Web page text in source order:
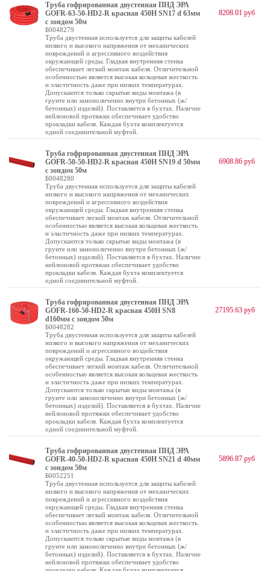
Труба гофрированная двустенная ПНД ЭРА
GOFR-63-50-HD2-R красная 450Н SN17 d 63мм
с зондом 50м
Б0048279
Труба двустенная используется для защиты кабелей
низкого и высокого напряжения от механических
повреждений и агрессивного воздействия
окружающей среды. Гладкая внутренняя стенка
обеспечивает легкий монтаж кабеля. Отличительной
особенностью является высокая кольцевая жесткость
и эластичность даже при низких температурах.
Допускаются только скрытые виды монтажа (в
грунте или замоноличенно внутри бетонных (ж/
бетонных) изделий). Поставляется в бухтах. Наличие
нейлоновой протяжки обеспечивает удобство
прокладки кабеля. Каждая бухта комплектуется
одной соединительной муфтой.
8208.01 руб
Труба гофрированная двустенная ПНД ЭРА
GOFR-50-50-HD2-R красная 450Н SN19 d 50мм
с зондом 50м
Б0048280
Труба двустенная используется для защиты кабелей
низкого и высокого напряжения от механических
повреждений и агрессивного воздействия
окружающей среды. Гладкая внутренняя стенка
обеспечивает легкий монтаж кабеля. Отличительной
особенностью является высокая кольцевая жесткость
и эластичность даже при низких температурах.
Допускаются только скрытые виды монтажа (в
грунте или замоноличенно внутри бетонных (ж/
бетонных) изделий). Поставляется в бухтах. Наличие
нейлоновой протяжки обеспечивает удобство
прокладки кабеля. Каждая бухта комплектуется
одной соединительной муфтой.
6908.86 руб
Труба гофрированная двустенная ПНД ЭРА
GOFR-160-50-HD2-R красная 450Н SN8
d160мм с зондом 50м
Б0048282
Труба двустенная используется для защиты кабелей
низкого и высокого напряжения от механических
повреждений и агрессивного воздействия
окружающей среды. Гладкая внутренняя стенка
обеспечивает легкий монтаж кабеля. Отличительной
особенностью является высокая кольцевая жесткость
и эластичность даже при низких температурах.
Допускаются только скрытые виды монтажа (в
грунте или замоноличенно внутри бетонных (ж/
бетонных) изделий). Поставляется в бухтах. Наличие
нейлоновой протяжки обеспечивает удобство
прокладки кабеля. Каждая бухта комплектуется
одной соединительной муфтой.
27195.63 руб
Труба гофрированная двустенная ПНД ЭРА
GOFR-40-50-HD2-R красная 450Н SN21 d 40мм
с зондом 50м
Б0052251
Труба двустенная используется для защиты кабелей
низкого и высокого напряжения от механических
повреждений и агрессивного воздействия
окружающей среды. Гладкая внутренняя стенка
обеспечивает легкий монтаж кабеля. Отличительной
особенностью является высокая кольцевая жесткость
и эластичность даже при низких температурах.
Допускаются только скрытые виды монтажа (в
грунте или замоноличенно внутри бетонных (ж/
бетонных) изделий). Поставляется в бухтах. Наличие
нейлоновой протяжки обеспечивает удобство
5896.87 руб